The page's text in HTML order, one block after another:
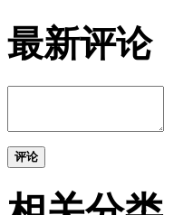
最新评论
评论